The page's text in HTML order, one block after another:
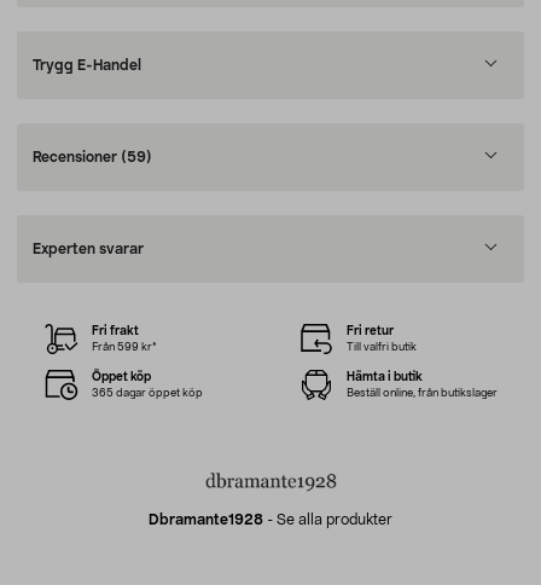
Trygg E-Handel
Recensioner (59)
Experten svarar
Dbramante1928 - Se alla produkter
Fri frakt
Från 599 kr*
Fri retur
Till valfri butik
Öppet köp
365 dagar öppet köp
Hämta i butik
Beställ online, från butikslager